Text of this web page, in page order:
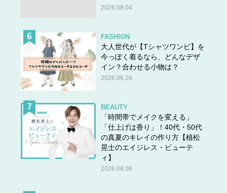
2026.08.04
FASHION
大人世代が【Tシャツワンピ】を
今っぽく着るなら、どんなデザ
イン？合わせる小物は？
2026.06.28
BEAUTY
「時間帯でメイクを変える」
「仕上げは香り」！40代・50代
の真夏のキレイの作り方【植松
晃士のエイジレス・ビューテ
ィ】
2026.08.06